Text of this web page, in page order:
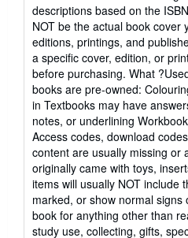
5
descriptions based on the
NOT be the actual book cover
editions, printings, and
a specific cover, edition, or
before purchasing. What
books are pre-owned:
in Textbooks may have
notes, or underlining
Access codes, download
content are usually missing or
originally came with toys,
items will usually NOT include
marked, or show normal
book for anything other than
study use, collecting, gifts,